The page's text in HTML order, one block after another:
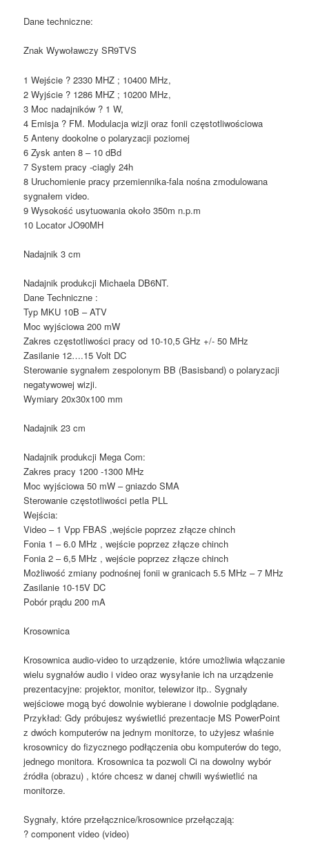
Dane techniczne:
Znak Wywoławczy SR9TVS
1 Wejście ? 2330 MHZ ; 10400 MHz,
2 Wyjście ? 1286 MHZ ; 10200 MHz,
3 Moc nadajników ? 1 W,
4 Emisja ? FM. Modulacja wizji oraz fonii częstotliwościowa
5 Anteny dookolne o polaryzacji poziomej
6 Zysk anten 8 – 10 dBd
7 System pracy -ciagly 24h
8 Uruchomienie pracy przemiennika-fala nośna zmodulowana
sygnałem video.
9 Wysokość usytuowania około 350m n.p.m
10 Locator JO90MH
Nadajnik 3 cm
Nadajnik produkcji Michaela DB6NT.
Dane Techniczne :
Typ MKU 10B – ATV
Moc wyjściowa 200 mW
Zakres częstotliwości pracy od 10-10,5 GHz +/- 50 MHz
Zasilanie 12….15 Volt DC
Sterowanie sygnałem zespolonym BB (Basisband) o polaryzacji
negatywowej wizji.
Wymiary 20x30x100 mm
Nadajnik 23 cm
Nadajnik produkcji Mega Com:
Zakres pracy 1200 -1300 MHz
Moc wyjściowa 50 mW – gniazdo SMA
Sterowanie częstotliwości petla PLL
Wejścia:
Video – 1 Vpp FBAS ,wejście poprzez złącze chinch
Fonia 1 – 6.0 MHz , wejście poprzez złącze chinch
Fonia 2 – 6,5 MHz , wejście poprzez złącze chinch
Możliwość zmiany podnośnej fonii w granicach 5.5 MHz – 7 MHz
Zasilanie 10-15V DC
Pobór prądu 200 mA
Krosownica
Krosownica audio-video to urządzenie, które umożliwia włączanie
wielu sygnałów audio i video oraz wysyłanie ich na urządzenie
prezentacyjne: projektor, monitor, telewizor itp.. Sygnały
wejściowe mogą być dowolnie wybierane i dowolnie podglądane.
Przykład: Gdy próbujesz wyświetlić prezentacje MS PowerPoint
z dwóch komputerów na jednym monitorze, to użyjesz właśnie
krosownicy do fizycznego podłączenia obu komputerów do tego,
jednego monitora. Krosownica ta pozwoli Ci na dowolny wybór
źródła (obrazu) , które chcesz w danej chwili wyświetlić na
monitorze.
Sygnały, które przełącznice/krosownice przełączają:
? component video (video)